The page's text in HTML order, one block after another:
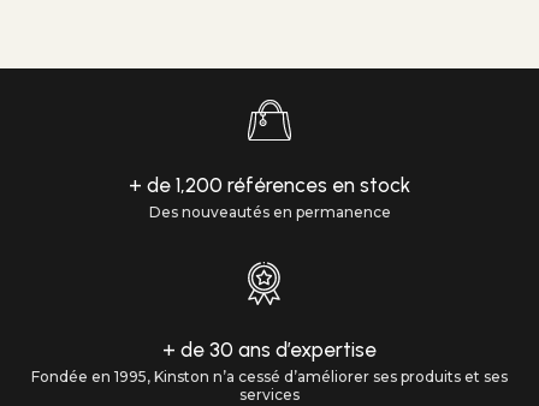
+ de 1,200 références en stock
Des nouveautés en permanence
+ de 30 ans d’expertise
Fondée en 1995, Kinston n’a cessé d’améliorer ses produits et ses
services